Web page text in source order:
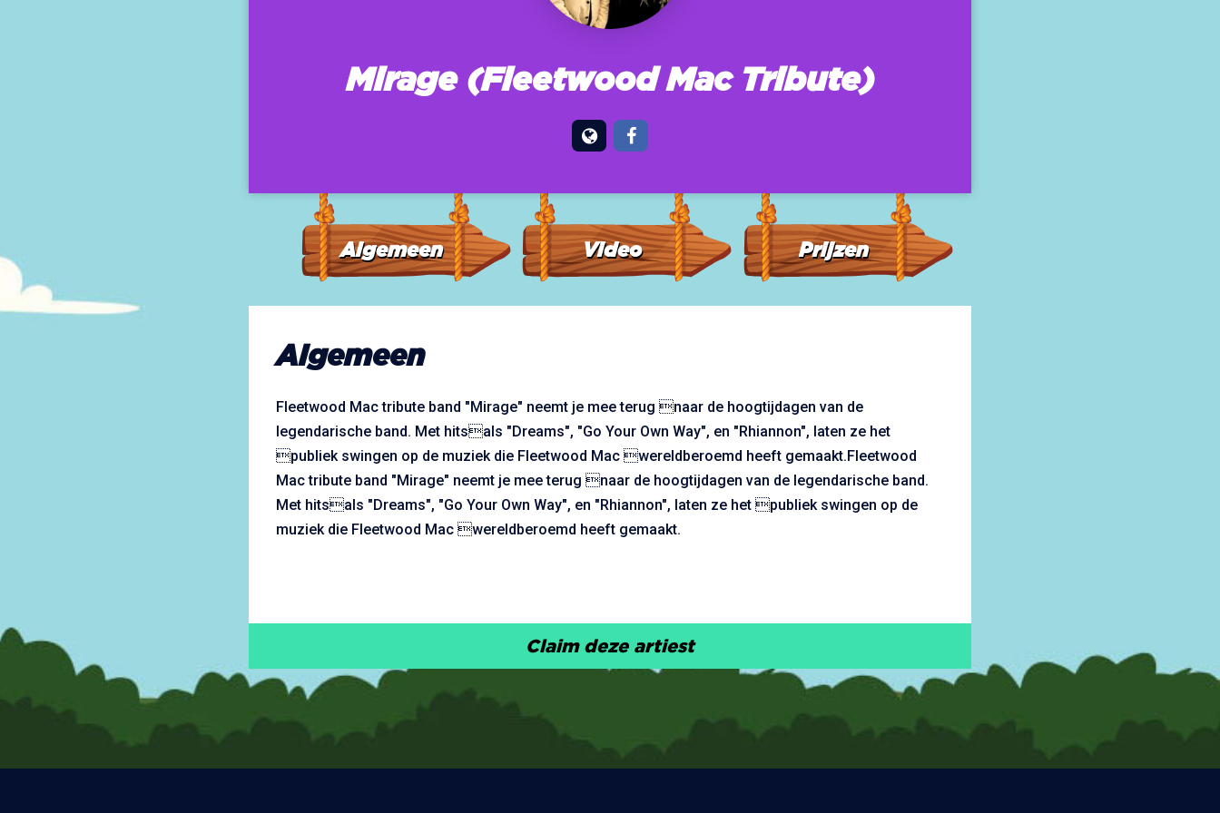
Mirage (Fleetwood Mac Tribute)
Algemeen Video Prijzen
Algemeen
Fleetwood Mac tribute band "Mirage" neemt je mee terug naar de hoogtijdagen van de
legendarische band. Met hitsals "Dreams", "Go Your Own Way", en "Rhiannon", laten ze het
publiek swingen op de muziek die Fleetwood Mac wereldberoemd heeft gemaakt.Fleetwood
Mac tribute band "Mirage" neemt je mee terug naar de hoogtijdagen van de legendarische band.
Met hitsals "Dreams", "Go Your Own Way", en "Rhiannon", laten ze het publiek swingen op de
muziek die Fleetwood Mac wereldberoemd heeft gemaakt.
Claim deze artiest